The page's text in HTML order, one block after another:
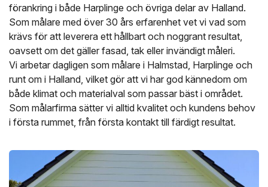
förankring i både Harplinge och övriga delar av Halland.
Som målare med över 30 års erfarenhet vet vi vad som
krävs för att leverera ett hållbart och noggrant resultat,
oavsett om det gäller fasad, tak eller invändigt måleri.
Vi arbetar dagligen som målare i Halmstad, Harplinge och
runt om i Halland, vilket gör att vi har god kännedom om
både klimat och materialval som passar bäst i området.
Som målarfirma sätter vi alltid kvalitet och kundens behov
i första rummet, från första kontakt till färdigt resultat.